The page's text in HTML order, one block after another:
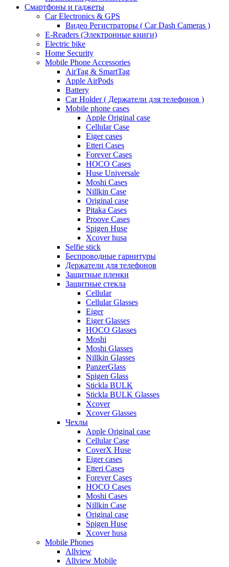
Смартфоны и гаджеты
Car Electronics & GPS
Видео Регистраторы ( Car Dash Cameras )
E-Readers (Электронные книги)
Electric bike
Home Security
Mobile Phone Accessories
AirTag & SmartTag
Apple AirPods
Battery
Car Holder ( Держатели для телефонов )
Mobile phone cases
Apple Original case
Cellular Case
Eiger cases
Etteri Cases
Forever Cases
HOCO Cases
Huse Universale
Moshi Cases
Nillkin Case
Original case
Pitaka Cases
Proove Cases
Spigen Huse
Xcover husa
Selfie stick
Беспроводные гарнитуры
Держатели для телефонов
Защитные пленки
Защитные стекла
Cellular
Cellular Glasses
Eiger
Eiger Glasses
HOCO Glasses
Moshi
Moshi Glasses
Nillkin Glasses
PanzerGlass
Spigen Glass
Stickla BULK
Stickla BULK Glasses
Xcover
Xcover Glasses
Чехлы
Apple Original case
Cellular Case
CoverX Huse
Eiger cases
Etteri Cases
Forever Cases
HOCO Cases
Moshi Cases
Nillkin Case
Original case
Spigen Huse
Xcover husa
Mobile Phones
Allview
Allview Mobile